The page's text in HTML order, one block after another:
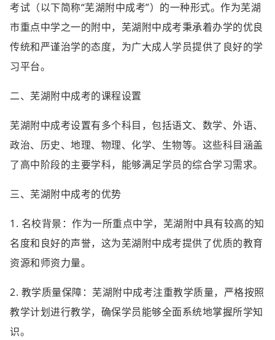
考试（以下简称“芜湖附中成考”）的一种形式。作为芜湖
市重点中学之一的附中，芜湖附中成考秉承着办学的优良
传统和严谨治学的态度，为广大成人学员提供了良好的学
习平台。
二、芜湖附中成考的课程设置
芜湖附中成考设置有多个科目，包括语文、数学、外语、
政治、历史、地理、物理、化学、生物等。这些科目涵盖
了高中阶段的主要学科，能够满足学员的综合学习需求。
三、芜湖附中成考的优势
1. 名校背景：作为一所重点中学，芜湖附中具有较高的知
名度和良好的声誉，这为芜湖附中成考提供了优质的教育
资源和师资力量。
2. 教学质量保障：芜湖附中成考注重教学质量，严格按照
教学计划进行教学，确保学员能够全面系统地掌握所学知
识。